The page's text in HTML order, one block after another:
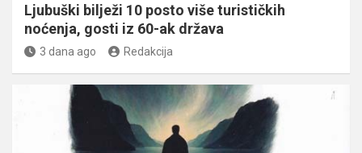
Ljubuški bilježi 10 posto više turističkih
noćenja, gosti iz 60-ak država
3 dana ago Redakcija